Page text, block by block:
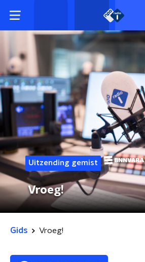
Uitzending gemist
Vroeg!
Gids Vroeg!